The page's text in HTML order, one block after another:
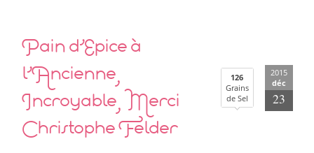
Pain d’Epice à
l’Ancienne,
Incroyable, Merci
Christophe Felder
126
Grains
de Sel
2015
déc
23